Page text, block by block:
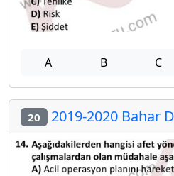
A B C
20 2019-2020 Bahar